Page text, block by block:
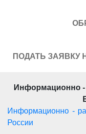
ПОДАТЬ ЗАЯВКУ
Информационно
Информационно -
России